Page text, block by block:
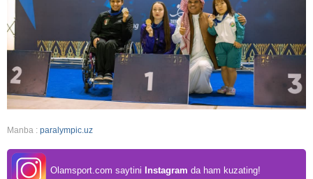
Manba : paralympic.uz
Olamsport.com saytini Instagram da ham kuzating!